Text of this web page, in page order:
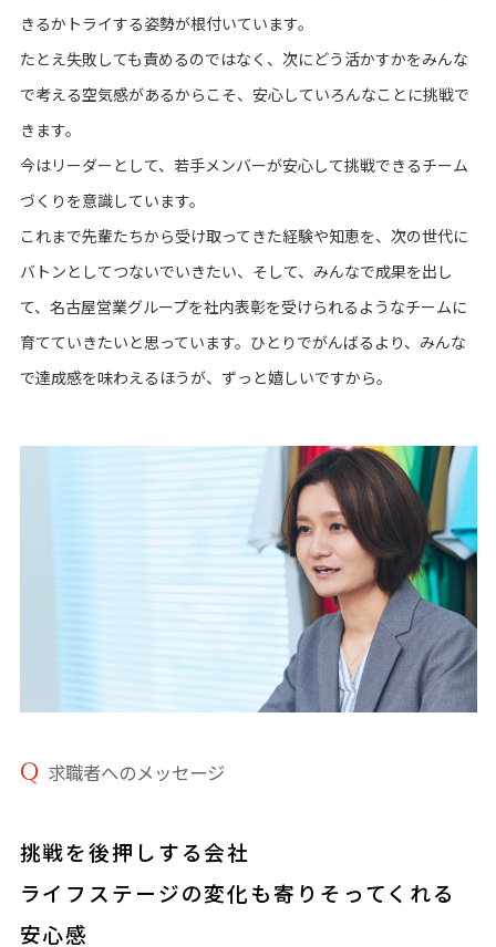
きるかトライする姿勢が根付いています。
たとえ失敗しても責めるのではなく、次にどう活かすかをみんな
で考える空気感があるからこそ、安心していろんなことに挑戦で
きます。
今はリーダーとして、若手メンバーが安心して挑戦できるチーム
づくりを意識しています。
これまで先輩たちから受け取ってきた経験や知恵を、次の世代に
バトンとしてつないでいきたい、そして、みんなで成果を出し
て、名古屋営業グループを社内表彰を受けられるようなチームに
育てていきたいと思っています。ひとりでがんばるより、みんな
で達成感を味わえるほうが、ずっと嬉しいですから。
求職者へのメッセージ
挑戦を後押しする会社
ライフステージの変化も寄りそってくれる
安心感